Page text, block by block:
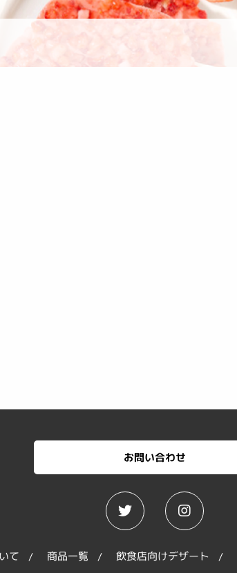
お問い合わせ
て 商品一覧 飲食店向けデザート